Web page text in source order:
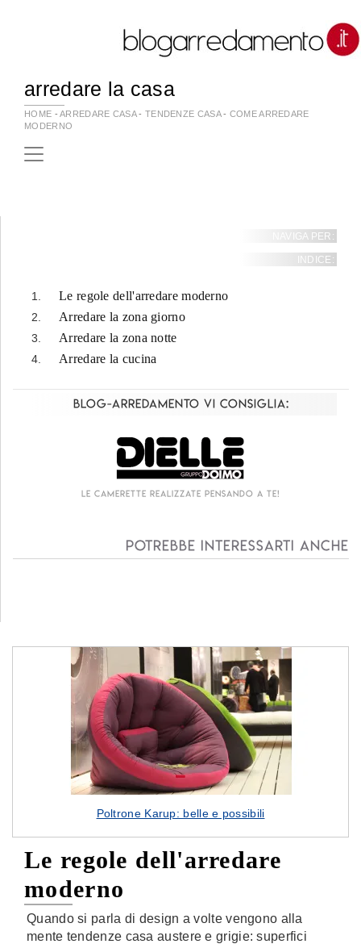
arredare la casa
HOME -ARREDARE CASA- TENDENZE CASA - COME ARREDARE
MODERNO
Poltrone Karup: belle e possibili
Le regole dell'arredare
moderno
Quando si parla di design a volte vengono alla
mente tendenze casa austere e grigie: superfici
NAVIGA PER:
INDICE:
Le regole dell'arredare moderno
Arredare la zona giorno
Arredare la zona notte
Arredare la cucina
Blog-Arredamento vi consiglia:
Le camerette realizzate pensando a te!
Potrebbe interessarti anche